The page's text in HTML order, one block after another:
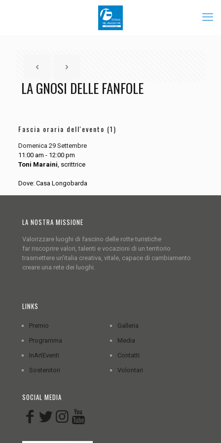
LA GNOSI DELLE FANFOLE
Fascia oraria dell'evento (1)
Domenica 29 Settembre
11:00 am - 12:00 pm
Toni Maraini, scrittrice
Dove: Casa Longobarda
LA NOSTRA MISSIONE
Valorizzare luoghi di fascino delle rotte turistiche
far riscoprire valori, talenti e vocazioni di un territorio
trasmettere un'italia creativa, vitale, capace di cambiamento
creare una rete dei luoghi.
LINKS
Premio
Programma
InArtEventi
Sostenitori
Galleria
Media
Contatti
Volontari
SOCIAL MEDIA